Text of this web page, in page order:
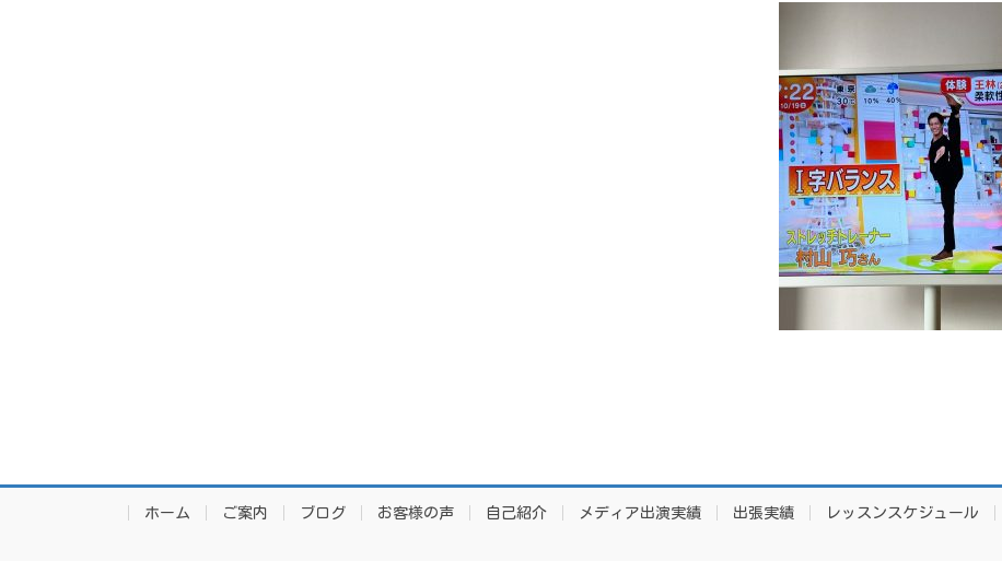
ホーム ご案内 ブログ お客様の声 自己紹介 メディア出演実績 出張実績 レッスンスケジュール